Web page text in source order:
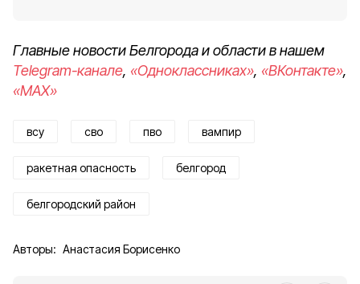
Главные новости Белгорода и области в нашем
Telegram-канале, «Одноклассниках», «ВКонтакте»,
«MAX»
всу сво пво вампир
ракетная опасность белгород
белгородский район
Авторы: Анастасия Борисенко